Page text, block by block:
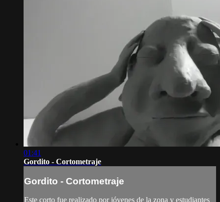
01:41
Gordito - Cortometraje
Gordito - Cortometraje
Este corto fue realizado por jóvenes de la zona y estudiantes